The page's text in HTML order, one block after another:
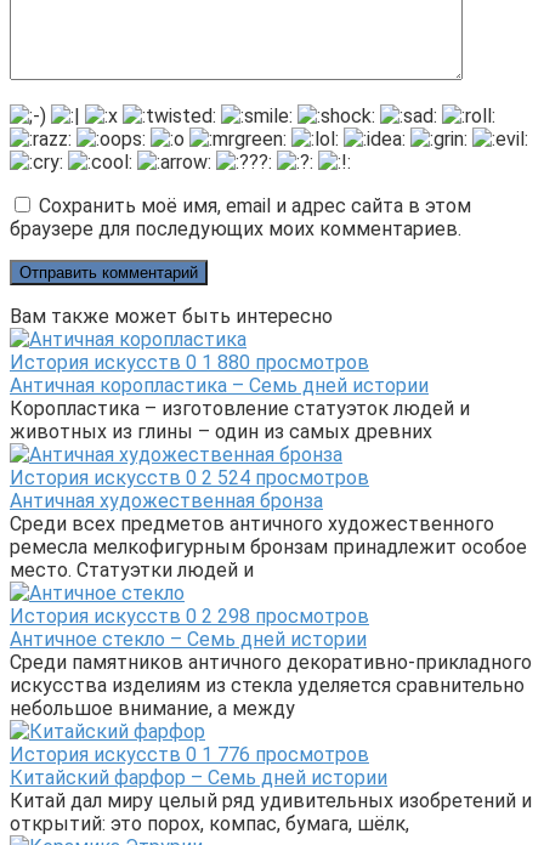
Сохранить моё имя, email и адрес сайта в этом
браузере для последующих моих комментариев.
Вам также может быть интересно
История искусств 0 1 880 просмотров
Античная коропластика – Семь дней истории
Коропластика – изготовление статуэток людей и
животных из глины – один из самых древних
История искусств 0 2 524 просмотров
Античная художественная бронза
Среди всех предметов античного художественного
ремесла мелкофигурным бронзам принадлежит особое
место. Статуэтки людей и
История искусств 0 2 298 просмотров
Античное стекло – Семь дней истории
Среди памятников античного декоративно-прикладного
искусства изделиям из стекла уделяется сравнительно
небольшое внимание, а между
История искусств 0 1 776 просмотров
Китайский фарфор – Семь дней истории
Китай дал миру целый ряд удивительных изобретений и
открытий: это порох, компас, бумага, шёлк,